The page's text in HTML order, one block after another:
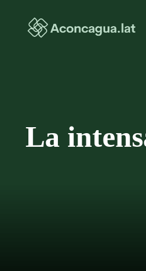
contenido
La